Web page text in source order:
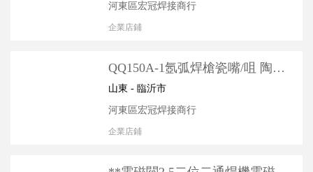
河東區宏冠焊接商行
企業店鋪
QQ150A-1氬弧焊槍瓷嘴/咀 陶瓷
噴嘴 氬弧焊槍配 十字氣閥槍
山東 - 臨沂市
河東區宏冠焊接商行
企業店鋪